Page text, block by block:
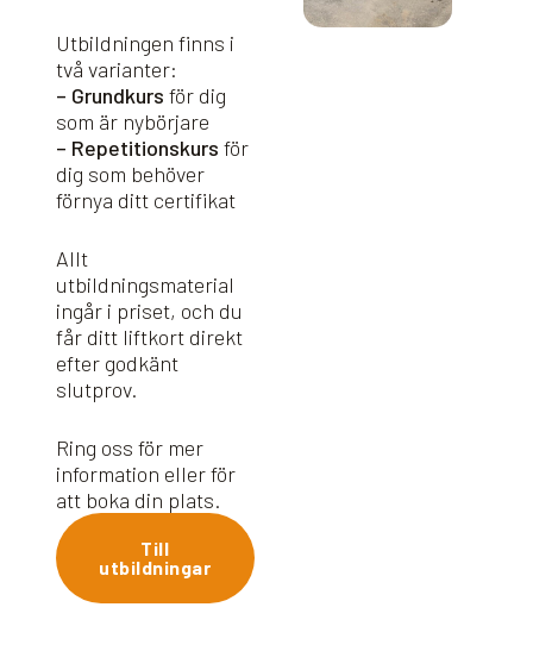
Utbildningen finns i
två varianter:
– Grundkurs för dig
som är nybörjare
– Repetitionskurs för
dig som behöver
förnya ditt certifikat
Allt
utbildningsmaterial
ingår i priset, och du
får ditt liftkort direkt
efter godkänt
slutprov.
Ring oss för mer
information eller för
att boka din plats.
Till
utbildningar